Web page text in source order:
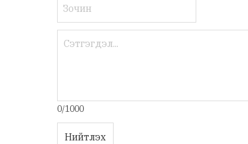
0/1000
Нийтлэх